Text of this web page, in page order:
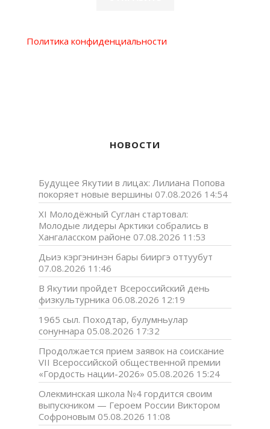
Политика конфиденциальности
НОВОСТИ
Будущее Якутии в лицах: Лилиана Попова
покоряет новые вершины 07.08.2026 14:54
XI Молодёжный Суглан стартовал:
Молодые лидеры Арктики собрались в
Хангаласском районе 07.08.2026 11:53
Дьиэ кэргэнинэн бары бииргэ оттуубут
07.08.2026 11:46
В Якутии пройдет Всероссийский день
физкультурника 06.08.2026 12:19
1965 сыл. Походтар, булумньулар
сонуннара 05.08.2026 17:32
Продолжается прием заявок на соискание
VII Всероссийской общественной премии
«Гордость нации-2026» 05.08.2026 15:24
Олекминская школа №4 гордится своим
выпускником — Героем России Виктором
Софроновым 05.08.2026 11:08